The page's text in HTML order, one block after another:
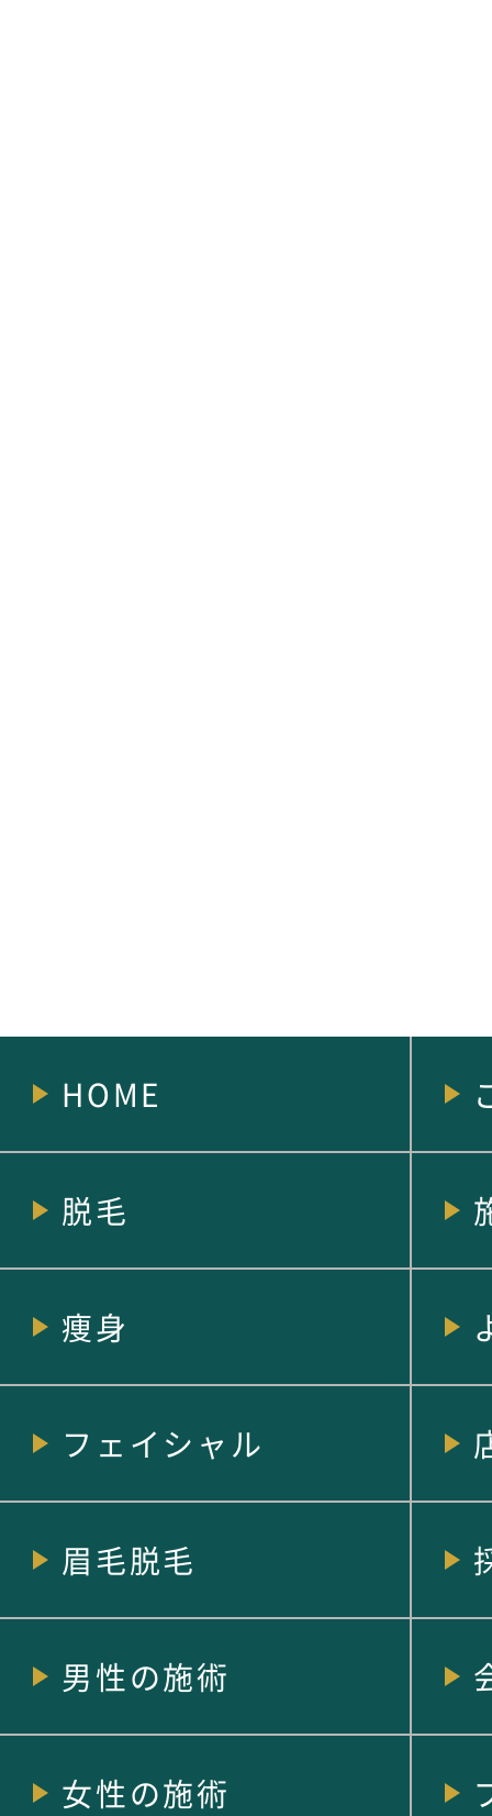
HOME
脱毛
痩身
フェイシャル
眉毛脱毛
男性の施術
女性の施術